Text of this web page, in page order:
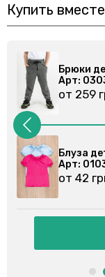
Купить вместе
023
000